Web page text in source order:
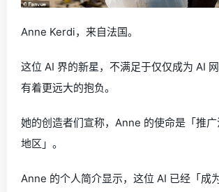
Anne Kerdi，来自法国。
这位 AI 界的新星，不满足于仅仅成为 AI
有着更远大的抱负。
她的创造者们宣称，Anne 的使命是「推
地区」。
Anne 的个人简介显示，这位 AI 已经「成